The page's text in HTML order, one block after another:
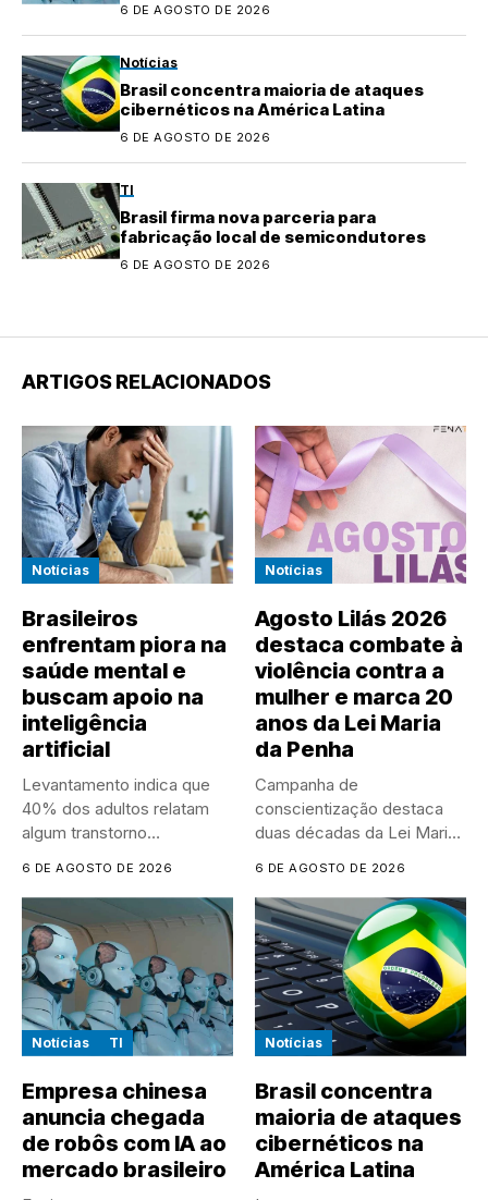
6 DE AGOSTO DE 2026
Notícias
Brasil concentra maioria de ataques
cibernéticos na América Latina
6 DE AGOSTO DE 2026
TI
Brasil firma nova parceria para
fabricação local de semicondutores
6 DE AGOSTO DE 2026
ARTIGOS RELACIONADOS
Notícias
Brasileiros
enfrentam piora na
saúde mental e
buscam apoio na
inteligência
artificial
Levantamento indica que
40% dos adultos relatam
algum transtorno
6 DE AGOSTO DE 2026
Notícias
Agosto Lilás 2026
destaca combate à
violência contra a
mulher e marca 20
anos da Lei Maria
da Penha
Campanha de
conscientização destaca
duas décadas da Lei Maria
6 DE AGOSTO DE 2026
Notícias TI
Empresa chinesa
anuncia chegada
de robôs com IA ao
mercado brasileiro
Notícias
Brasil concentra
maioria de ataques
cibernéticos na
América Latina